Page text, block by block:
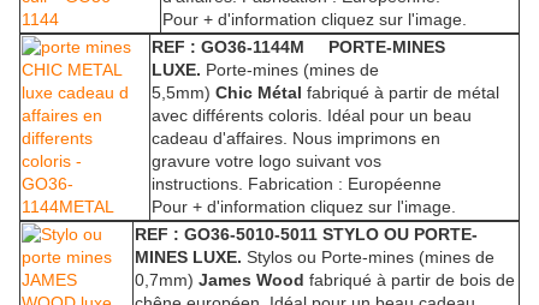
Pour + d'information cliquez sur l'image.
REF : GO36-1144M PORTE-MINES
LUXE. Porte-mines (mines de
5,5mm) Chic Métal fabriqué à partir de métal
avec différents coloris. Idéal pour un beau
cadeau d'affaires. Nous imprimons en
gravure votre logo suivant vos
instructions. Fabrication : Européenne
Pour + d'information cliquez sur l'image.
REF : GO36-5010-5011 STYLO OU PORTE-
MINES LUXE. Stylos ou Porte-mines (mines de
0,7mm) James Wood fabriqué à partir de bois de